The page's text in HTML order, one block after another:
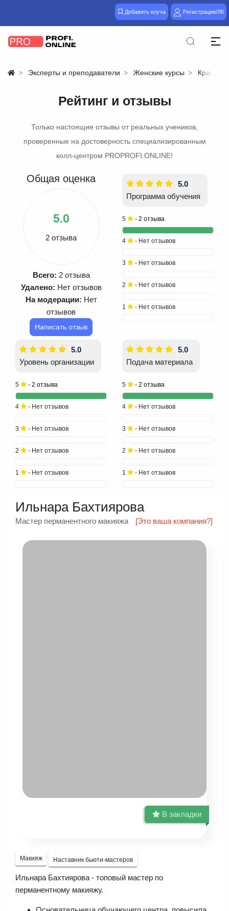
Добавить коуча Регистрация/ЛК
Эксперты и преподаватели Женские курсы Красота
Рейтинг и отзывы
Только настоящие отзывы от реальных учеников,
проверенные на достоверность специализированным
колл-центром PROPROFI.ONLINE!
Общая оценка
5.0
2 отзыва
Всего: 2 отзыва
Удалено: Нет отзывов
На модерации: Нет
отзывов
Написать отзыв
5.0
Программа обучения
5 - 2 отзыва
4 - Нет отзывов
3 - Нет отзывов
2 - Нет отзывов
1 - Нет отзывов
5.0
Уровень организации
5 - 2 отзыва
4 - Нет отзывов
3 - Нет отзывов
2 - Нет отзывов
1 - Нет отзывов
5.0
Подача материала
5 - 2 отзыва
4 - Нет отзывов
3 - Нет отзывов
2 - Нет отзывов
1 - Нет отзывов
Ильнара Бахтиярова
Мастер перманентного макияжа [Это ваша компания?]
В закладки
Макияж Наставник бьюти-мастеров
Ильнара Бахтиярова - топовый мастер по
перманентному макияжу.